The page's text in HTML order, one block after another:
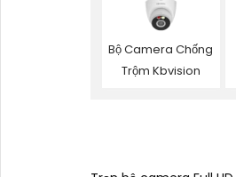
Bộ Camera Chống
Trộm Kbvision